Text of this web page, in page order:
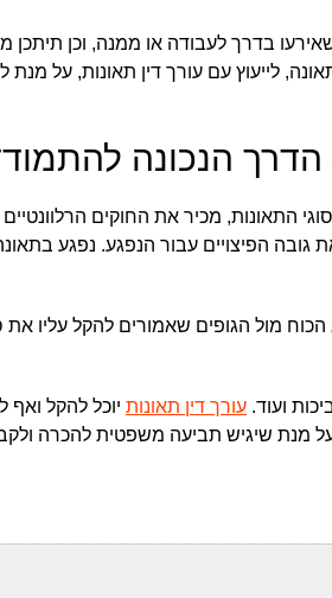
בדרך לעבודה או ממנה, וכן תיתכן
לייעוץ עם עורך דין תאונות, על מנת
הדרך הנכונה
התאונות, מכיר את החוקים הרלוונטיים
הפיצויים עבור הנפגע. נפגע
מול הגופים שאמורים להקל עליו
ועוד. עורך דין תאונות יוכל להקל
מנת שיגיש תביעה משפטית להכרה